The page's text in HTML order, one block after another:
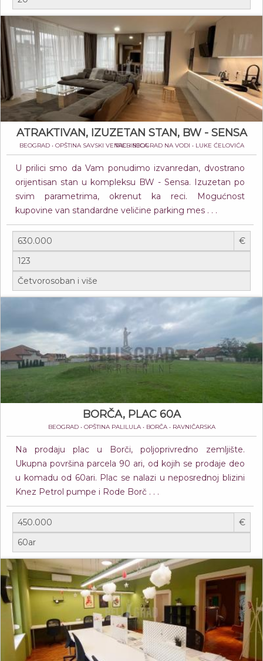
ATRAKTIVAN, IZUZETAN STAN, BW - SENSA
BEOGRAD • OPŠTINA SAVSKI VENAC • BEOGRAD NA VODI • LUKE ĆELOVIĆA TREBINJCA
U prilici smo da Vam ponudimo izvanredan, dvostrano
orijentisan stan u kompleksu BW - Sensa. Izuzetan po
svim parametrima, okrenut ka reci. Mogućnost
kupovine van standardne veličine parking mes . . .
€
BORČA, PLAC 60A
BEOGRAD • OPŠTINA PALILULA • BORČA • RAVNIČARSKA
Na prodaju plac u Borči, poljoprivredno zemljište.
Ukupna površina parcela 90 ari, od kojih se prodaje deo
u komadu od 60ari. Plac se nalazi u neposrednoj blizini
Knez Petrol pumpe i Rode Borč . . .
€